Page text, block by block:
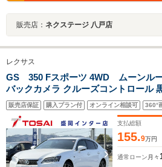
販売店： ネクステージ 八戸店
レクサス
GS 350 Fスポーツ 4WD ムーンル
バックカメラ クルーズコントロール
ンチレーション メモリー付パワーシ
ド(リア) クリアランスソナー HIDヘッ
ンチアルミ
販売店保証 購入プラン付 オンライン相談可 360°
支払総額
155.9万円
通常ローン 月々